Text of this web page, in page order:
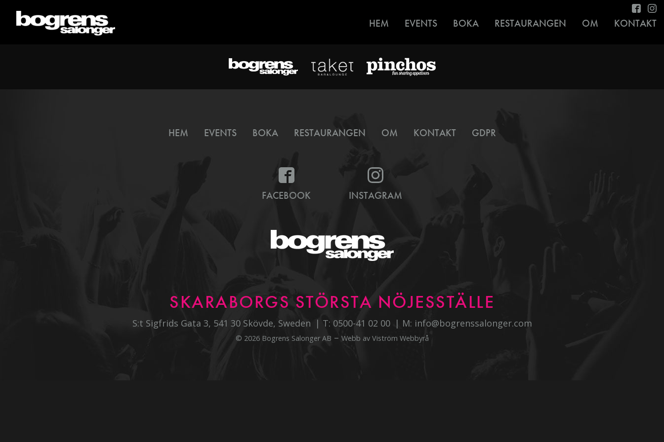
HEM EVENTS BOKA RESTAURANGEN OM KONTAKT
HEM EVENTS BOKA RESTAURANGEN OM KONTAKT GDPR
FACEBOOK INSTAGRAM
SKARABORGS STÖRSTA NÖJESSTÄLLE
S:t Sigfrids Gata 3, 541 30 Skövde, Sweden T: 0500-41 02 00 M: info@bogrenssalonger.com
© 2026 Bogrens Salonger AB – Webb av Viström Webbyrå